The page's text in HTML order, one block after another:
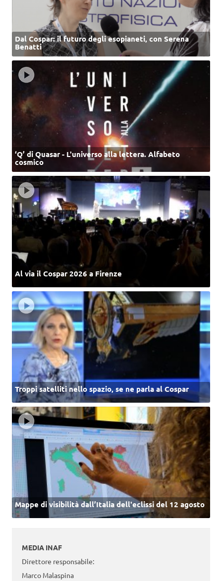
Dal Cospar: il futuro degli esopianeti, con Serena
Benatti
‘Q’ di Quasar - L'universo alla lettera. Alfabeto
cosmico
Al via il Cospar 2026 a Firenze
Troppi satelliti nello spazio, se ne parla al Cospar
Mappe di visibilità dall’Italia dell'eclissi del 12 agosto
MEDIA INAF
Direttore responsabile:
Marco Malaspina